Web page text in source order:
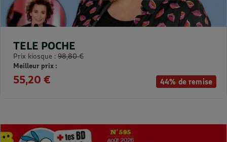
44% de remise
TELE POCHE
Prix kiosque : 98,80 €
Meilleur prix :
55,20 €